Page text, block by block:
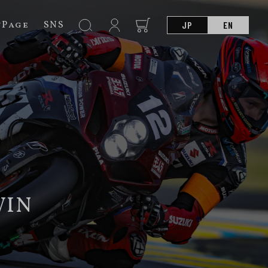
SNS JP EN